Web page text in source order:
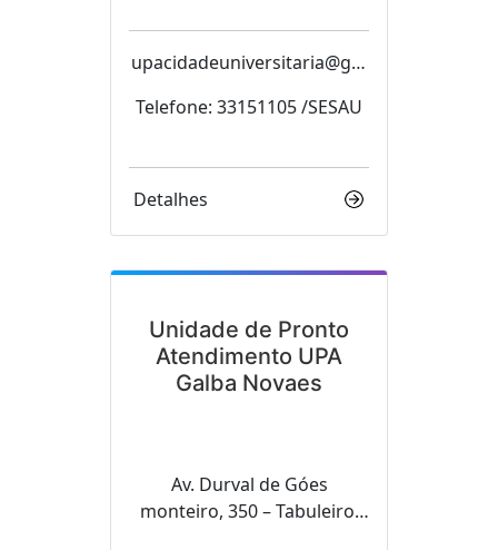
upacidadeuniversitaria@gm
Telefone: 33151105 /SESAU
Detalhes
Unidade de Pronto
Atendimento UPA
Galba Novaes
Av. Durval de Góes
monteiro, 350 – Tabuleiro,